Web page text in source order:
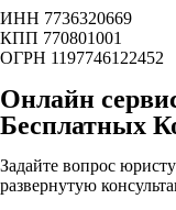
ИНН 7736320669
КПП 770801001
ОГРН 1197746122452
Онлайн
Бесплатных
Задайте вопрос
развернутую